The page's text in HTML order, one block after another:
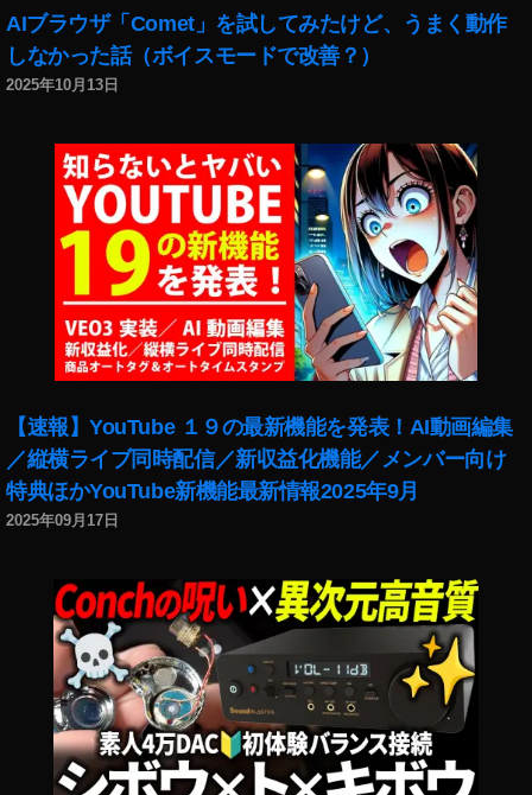
AIブラウザ「Comet」を試してみたけど、うまく動作
しなかった話（ボイスモードで改善？）
2025年10月13日
【速報】YouTube １９の最新機能を発表！AI動画編集
／縦横ライブ同時配信／新収益化機能／メンバー向け
特典ほかYouTube新機能最新情報2025年9月
2025年09月17日